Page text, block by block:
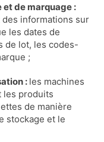
et de marquage :
informations sur
les dates de
de lot, les codes-
;
: les machines
les produits
de manière
stockage et le